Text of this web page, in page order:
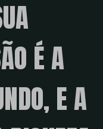
É A
E A